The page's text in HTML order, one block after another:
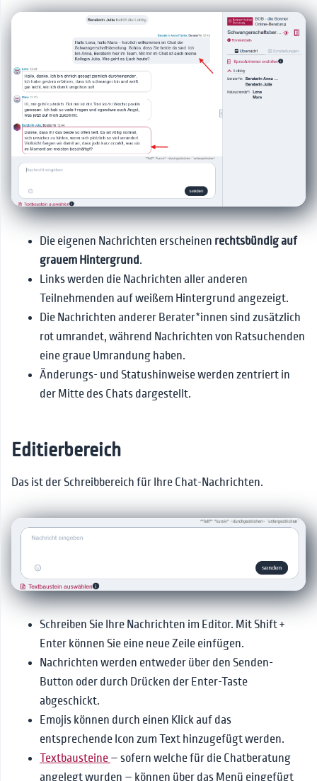
Die eigenen Nachrichten erscheinen rechtsbündig auf
grauem Hintergrund.
Links werden die Nachrichten aller anderen
Teilnehmenden auf weißem Hintergrund angezeigt.
Die Nachrichten anderer Berater*innen sind zusätzlich
rot umrandet, während Nachrichten von Ratsuchenden
eine graue Umrandung haben.
Änderungs- und Statushinweise werden zentriert in
der Mitte des Chats dargestellt.
Editierbereich
Das ist der Schreibbereich für Ihre Chat-Nachrichten.
Schreiben Sie Ihre Nachrichten im Editor. Mit Shift +
Enter können Sie eine neue Zeile einfügen.
Nachrichten werden entweder über den Senden-
Button oder durch Drücken der Enter-Taste
abgeschickt.
Emojis können durch einen Klick auf das
entsprechende Icon zum Text hinzugefügt werden.
Textbausteine – sofern welche für die Chatberatung
angelegt wurden – können über das Menü eingefügt